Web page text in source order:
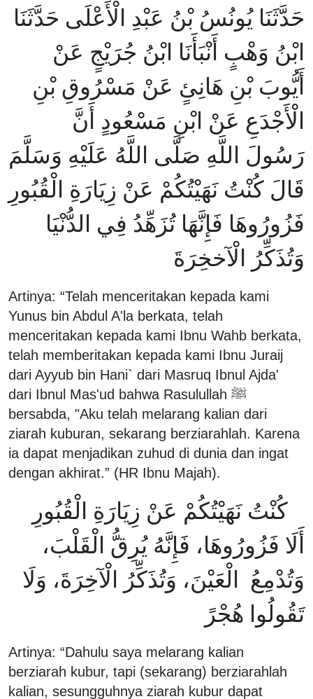
حَدَّثَنَا يُونُسُ بْنُ عَبْدِ الْأَعْلَى حَدَّثَنَا
ابْنُ وَهْبٍ أَنْبَأَنَا ابْنُ جُرَيْجٍ عَنْ
أَيُّوبَ بْنِ هَانِئٍ عَنْ مَسْرُوقِ بْنِ
الْأَجْدَعِ عَنْ ابْنِ مَسْعُودٍ أَنَّ
رَسُولَ اللَّهِ صَلَّى اللَّهُ عَلَيْهِ وَسَلَّمَ
قَالَ كُنْتُ نَهَيْتُكُمْ عَنْ زِيَارَةِ الْقُبُورِ
فَزُورُوهَا فَإِنَّهَا تُزَهِّدُ فِي الدُّنْيَا
وَتُذَكِّرُ الْآخخِرَةَ
Artinya: “Telah menceritakan kepada kami
Yunus bin Abdul A'la berkata, telah
menceritakan kepada kami Ibnu Wahb berkata,
telah memberitakan kepada kami Ibnu Juraij
dari Ayyub bin Hani` dari Masruq Ibnul Ajda'
dari Ibnul Mas'ud bahwa Rasulullah ﷺ
bersabda, "Aku telah melarang kalian dari
ziarah kuburan, sekarang berziarahlah. Karena
ia dapat menjadikan zuhud di dunia dan ingat
dengan akhirat.” (HR Ibnu Majah).
كُنْتُ نَهَيْتُكُمْ عَنْ زِيَارَةِ الْقُبُورِ
أَلَا فَزُورُوهَا، فَإِنَّهُ يُرِقُّ الْقَلْبَ،
وَتُدْمِعُ الْعَيْنَ، وَتُذَكِّرُ الْآخِرَةَ، وَلَا
تَقُولُوا هُجْرً
Artinya: “Dahulu saya melarang kalian
berziarah kubur, tapi (sekarang) berziarahlah
kalian, sesungguhnya ziarah kubur dapat